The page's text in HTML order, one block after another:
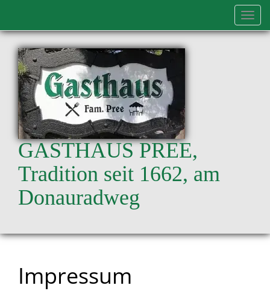
GASTHAUS PREE,
Tradition seit 1662, am
Donauradweg
Impressum